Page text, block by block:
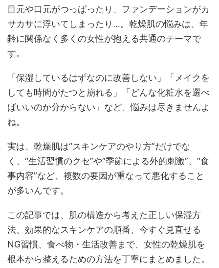
目元や口元がつっぱったり、ファンデーションがカ
サカサに浮いてしまったり…。乾燥肌の悩みは、年
齢に関係なく多くの女性が抱える共通のテーマで
す。
「保湿しているはずなのに改善しない」「メイクを
しても時間がたつと崩れる」「どんな化粧水を選べ
ばいいのか分からない」など、悩みは尽きませんよ
ね。
実は、乾燥肌は“スキンケアのやり方”だけでな
く、“生活習慣のクセ”や“季節による外的刺激”、“食
事内容”など、複数の要因が重なって悪化すること
が多いんです。
この記事では、肌の構造から考えた正しい保湿方
法、効果的なスキンケアの順番、今すぐ見直せる
NG習慣、食べ物・生活改善まで、女性の乾燥肌を
根本から整えるための方法を丁寧にまとめました。